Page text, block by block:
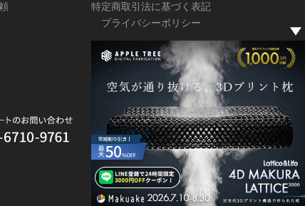
特定商取引法に基づく表記
プライバシーポリシー